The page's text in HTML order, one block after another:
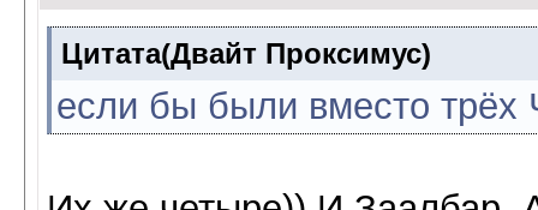
Цитата(Двайт Проксимус)
если бы были вместо трёх